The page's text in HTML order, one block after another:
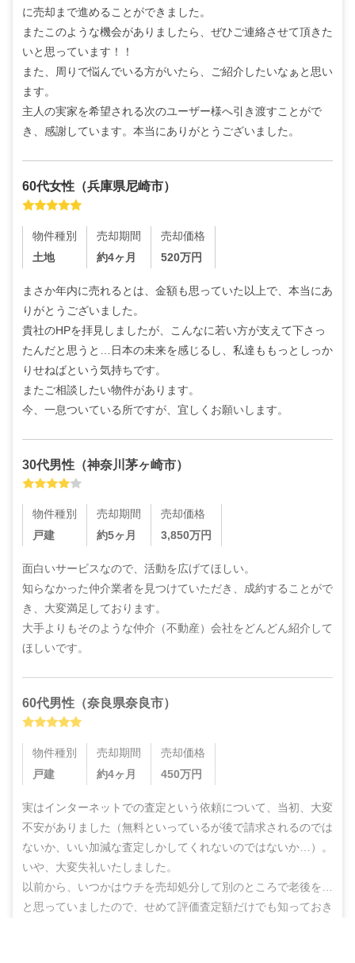
に売却まで進めることができました。
またこのような機会がありましたら、ぜひご連絡させて頂きた
いと思っています！！
また、周りで悩んでいる方がいたら、ご紹介したいなぁと思い
ます。
主人の実家を希望される次のユーザー様へ引き渡すことがで
き、感謝しています。本当にありがとうございました。
60代女性 （兵庫県尼崎市）
物件種別
土地
売却期間
約4ヶ月
売却価格
520万円
まさか年内に売れるとは、金額も思っていた以上で、本当にあ
りがとうございました。
貴社のHPを拝見しましたが、こんなに若い方が支えて下さっ
たんだと思うと…日本の未来を感じるし、私達ももっとしっか
りせねばという気持ちです。
またご相談したい物件があります。
今、一息ついている所ですが、宜しくお願いします。
30代男性 （神奈川茅ヶ崎市）
物件種別
戸建
売却期間
約5ヶ月
売却価格
3,850万円
面白いサービスなので、活動を広げてほしい。
知らなかった仲介業者を見つけていただき、成約することがで
き、大変満足しております。
大手よりもそのような仲介（不動産）会社をどんどん紹介して
ほしいです。
60代男性 （奈良県奈良市）
物件種別
戸建
売却期間
約4ヶ月
売却価格
450万円
実はインターネットでの査定という依頼について、当初、大変
不安がありました（無料といっているが後で請求されるのでは
ないか、いい加減な査定しかしてくれないのではないか…）。
いや、大変失礼いたしました。
以前から、いつかはウチを売却処分して別のところで老後を…
と思っていましたので、せめて評価査定額だけでも知っておき